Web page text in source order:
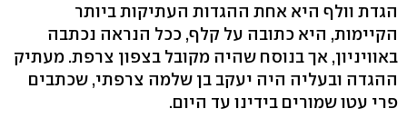
הגדת וולף היא אחת ההגדות העתיקות ביותר
הקיימות, היא כתובה על קלף, ככל הנראה נכתבה
באוויניון, אך בנוסח שהיה מקובל בצפון צרפת. מעתיק
ההגדה ובעליה היה יעקב בן שלמה צרפתי, שכתבים
פרי עטו שמורים בידינו עד היום.